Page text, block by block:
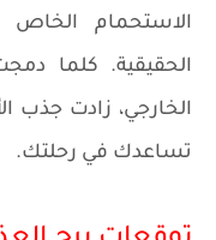
الاستحمام
الحقيقية. كلما
الخارجي، زادت جذب
تساعدك في رحلتك.